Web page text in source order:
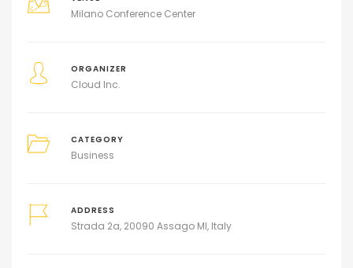
Milano Conference Center
ORGANIZER
Cloud Inc.
CATEGORY
Business
ADDRESS
Strada 2a, 20090 Assago MI, Italy